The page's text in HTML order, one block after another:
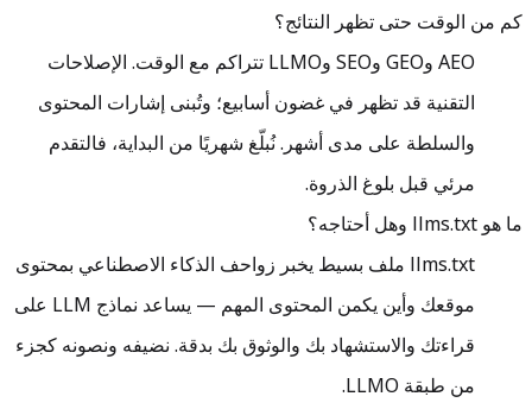
كم من الوقت حتى تظهر النتائج؟
AEO وGEO وSEO وLLMO تتراكم مع الوقت. الإصلاحات
التقنية قد تظهر في غضون أسابيع؛ وتُبنى إشارات المحتوى
والسلطة على مدى أشهر. نُبلّغ شهريًا من البداية، فالتقدم
مرئي قبل بلوغ الذروة.
ما هو llms.txt وهل أحتاجه؟
llms.txt ملف بسيط يخبر زواحف الذكاء الاصطناعي بمحتوى
موقعك وأين يكمن المحتوى المهم — يساعد نماذج LLM على
قراءتك والاستشهاد بك والوثوق بك بدقة. نضيفه ونصونه كجزء
من طبقة LLMO.